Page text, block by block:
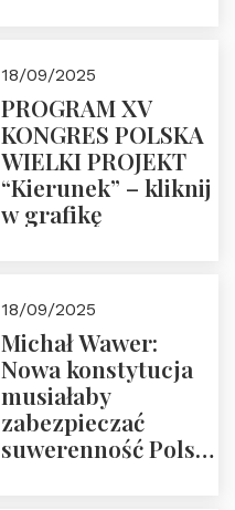
18/09/2025
PROGRAM XV
KONGRES POLSKA
WIELKI PROJEKT
“Kierunek” – kliknij
w grafikę
18/09/2025
Michał Wawer:
Nowa konstytucja
musiałaby
zabezpieczać
suwerenność Polski